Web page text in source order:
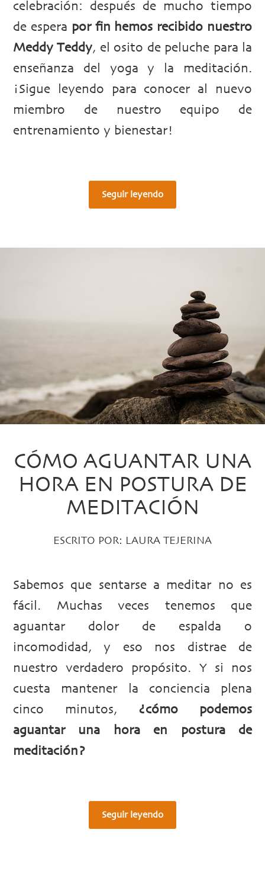
celebración: después de mucho tiempo
de espera por fin hemos recibido nuestro
Meddy Teddy, el osito de peluche para la
enseñanza del yoga y la meditación.
¡Sigue leyendo para conocer al nuevo
miembro de nuestro equipo de
entrenamiento y bienestar!
Seguir leyendo
CÓMO AGUANTAR UNA
HORA EN POSTURA DE
MEDITACIÓN
ESCRITO POR: LAURA TEJERINA
Sabemos que sentarse a meditar no es
fácil. Muchas veces tenemos que
aguantar dolor de espalda o
incomodidad, y eso nos distrae de
nuestro verdadero propósito. Y si nos
cuesta mantener la conciencia plena
cinco minutos, ¿cómo podemos
aguantar una hora en postura de
meditación?
Seguir leyendo